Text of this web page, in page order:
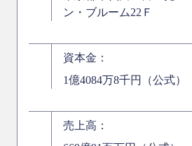
ン・ブルーム22Ｆ
資本金：
1億4084万8千円（公式）
売上高：